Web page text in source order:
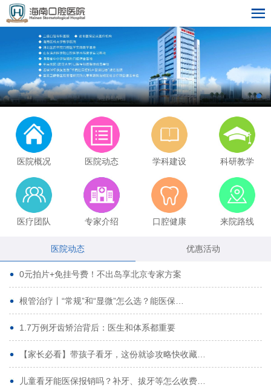
医院概况 医院动态 学科建设 科研教学
医疗团队 专家介绍 口腔健康 来院路线
医院动态 优惠活动
0元拍片+免挂号费！不出岛享北京专家方案
根管治疗丨“常规”和“显微”怎么选？能医保…
1.7万例牙齿矫治背后：医生和体系都重要
【家长必看】带孩子看牙，这份就诊攻略快收藏…
儿童看牙能医保报销吗？补牙、拔牙等怎么收费…